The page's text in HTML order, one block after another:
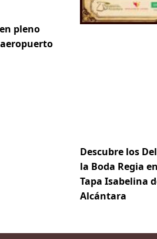
pleno
Descubre los
la Boda Regia
Tapa Isabelina
Alcántara